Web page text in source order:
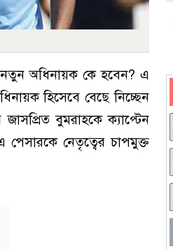
নতুন অধিনায়ক কে হবেন? এ
হিসেবে বেছে নিচ্ছেন
জাসপ্রিত বুমরাহকে ক্যাপ্টেন
নেতৃত্বের চাপমুক্ত